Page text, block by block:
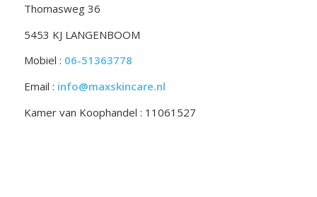
Thomasweg 36
5453 KJ LANGENBOOM
Mobiel : 06-51363778
Email : info@maxskincare.nl
Kamer van Koophandel : 11061527